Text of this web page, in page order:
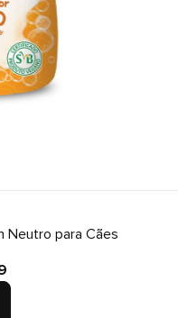
Neutro para Cães